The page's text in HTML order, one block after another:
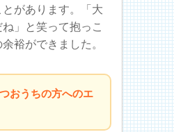
があります。「大
」と笑って抱っこ
裕ができました。
おうちの方へのエ